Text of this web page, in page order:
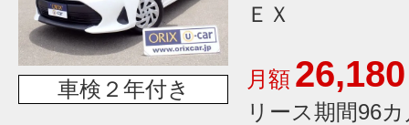
車検２年付き
ＥＸ
月額 26,180
リース期間96